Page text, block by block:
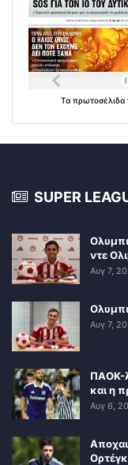
Τα πρωτοσέλιδα
SUPER
ντε
Αυγ 7,
Αυγ 7,
ΠΑΟΚ-
και η
Αυγ 6,